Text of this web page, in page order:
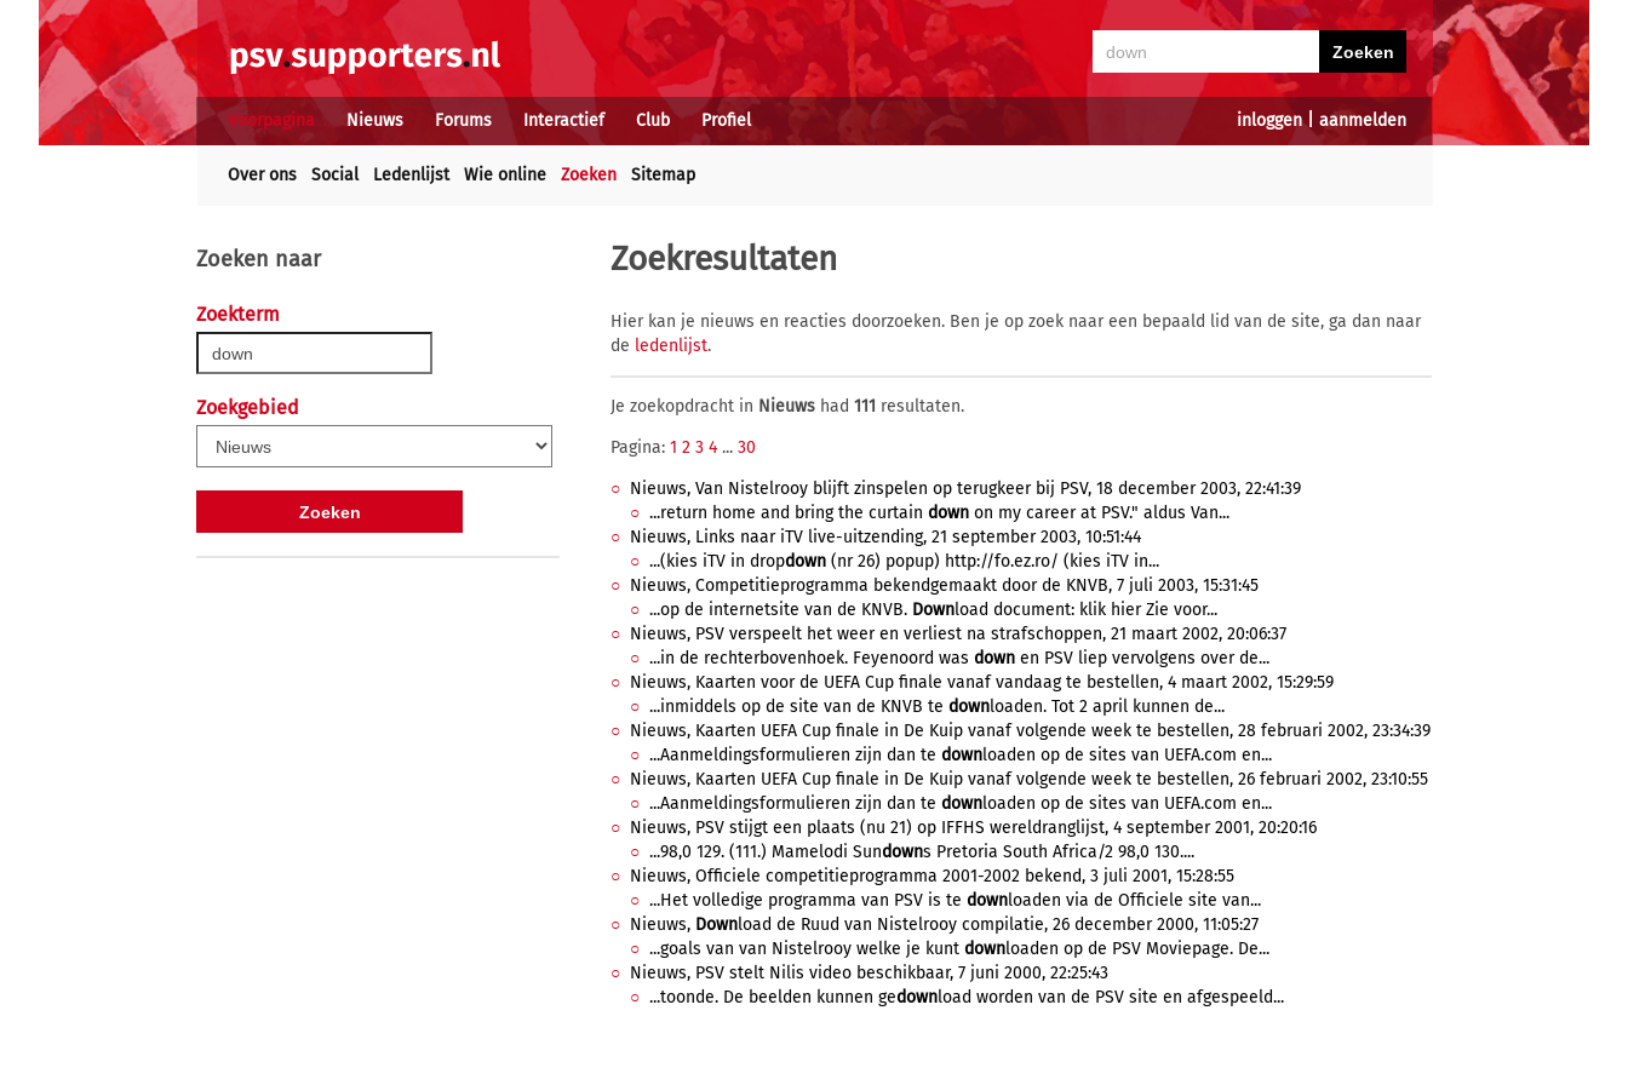
inloggen| aanmelden
Voorpagina Nieuws Forums Interactief Club Profiel
Over ons Social Ledenlijst Wie online Zoeken Sitemap
Zoeken naar
Zoekterm
Zoekgebied
Zoekresultaten
Hier kan je nieuws en reacties doorzoeken. Ben je op zoek naar een bepaald lid van de site, ga dan naar
de ledenlijst.
Je zoekopdracht in Nieuws had 111 resultaten.
Pagina: 1 2 3 4 ... 30
Nieuws, Van Nistelrooy blijft zinspelen op terugkeer bij PSV, 18 december 2003, 22:41:39
...return home and bring the curtain down on my career at PSV." aldus Van...
Nieuws, Links naar iTV live-uitzending, 21 september 2003, 10:51:44
...(kies iTV in dropdown (nr 26) popup) http://fo.ez.ro/ (kies iTV in...
Nieuws, Competitieprogramma bekendgemaakt door de KNVB, 7 juli 2003, 15:31:45
...op de internetsite van de KNVB. Download document: klik hier Zie voor...
Nieuws, PSV verspeelt het weer en verliest na strafschoppen, 21 maart 2002, 20:06:37
...in de rechterbovenhoek. Feyenoord was down en PSV liep vervolgens over de...
Nieuws, Kaarten voor de UEFA Cup finale vanaf vandaag te bestellen, 4 maart 2002, 15:29:59
...inmiddels op de site van de KNVB te downloaden. Tot 2 april kunnen de...
Nieuws, Kaarten UEFA Cup finale in De Kuip vanaf volgende week te bestellen, 28 februari 2002, 23:34:39
...Aanmeldingsformulieren zijn dan te downloaden op de sites van UEFA.com en...
Nieuws, Kaarten UEFA Cup finale in De Kuip vanaf volgende week te bestellen, 26 februari 2002, 23:10:55
...Aanmeldingsformulieren zijn dan te downloaden op de sites van UEFA.com en...
Nieuws, PSV stijgt een plaats (nu 21) op IFFHS wereldranglijst, 4 september 2001, 20:20:16
...98,0 129. (111.) Mamelodi Sundowns Pretoria South Africa/2 98,0 130....
Nieuws, Officiele competitieprogramma 2001-2002 bekend, 3 juli 2001, 15:28:55
...Het volledige programma van PSV is te downloaden via de Officiele site van...
Nieuws, Download de Ruud van Nistelrooy compilatie, 26 december 2000, 11:05:27
...goals van van Nistelrooy welke je kunt downloaden op de PSV Moviepage. De...
Nieuws, PSV stelt Nilis video beschikbaar, 7 juni 2000, 22:25:43
...toonde. De beelden kunnen gedownload worden van de PSV site en afgespeeld...